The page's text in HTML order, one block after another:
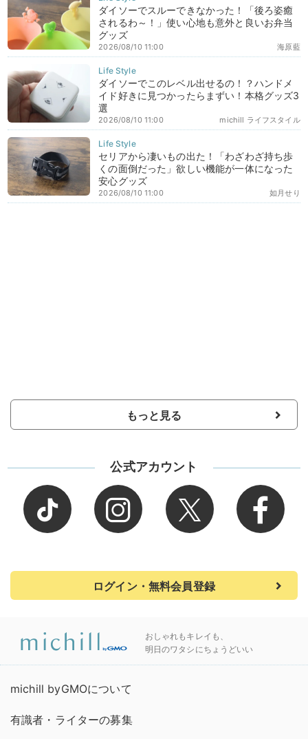
ダイソーでスルーできなかった！「後ろ姿癒
されるわ～！」使い心地も意外と良いお弁当
グッズ
海原藍
2026/08/10 11:00
ダイソーでこのレベル出せるの！？ハンドメ
イド好きに見つかったらまずい！本格グッズ3
選
michill ライフスタイル
2026/08/10 11:00
セリアから凄いもの出た！「わざわざ持ち歩
くの面倒だった」欲しい機能が一体になった
安心グッズ
如月せり
2026/08/10 11:00
もっと見る
公式アカウント
ログイン・無料会員登録
おしゃれもキレイも、
明日のワタシにちょうどいい
michill byGMOについて
有識者・ライターの募集